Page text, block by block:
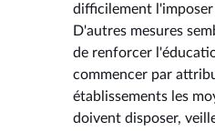
difficilement
D'autres mesures
de renforcer
commencer par
établissements les
doivent disposer,